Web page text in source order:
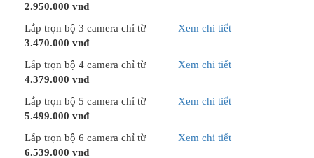
2.950.000 vnđ
Lắp trọn bộ 3 camera chỉ từ
3.470.000 vnđ
Xem chi tiết
Lắp trọn bộ 4 camera chỉ từ
4.379.000 vnđ
Xem chi tiết
Lắp trọn bộ 5 camera chỉ từ
5.499.000 vnđ
Xem chi tiết
Lắp trọn bộ 6 camera chỉ từ
6.539.000 vnđ
Xem chi tiết